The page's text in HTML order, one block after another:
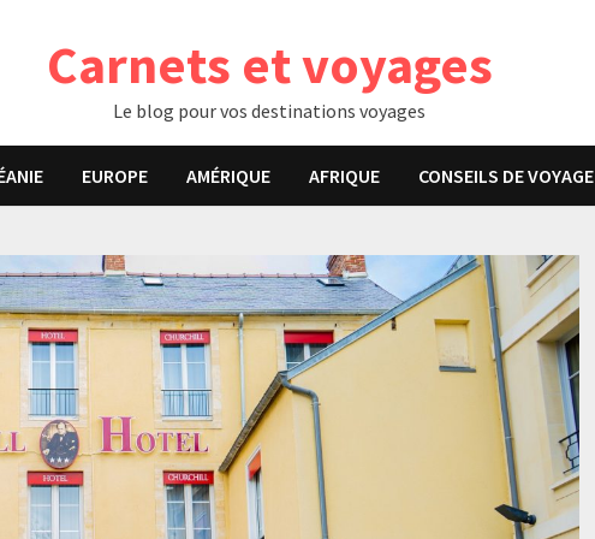
Carnets et voyages
Le blog pour vos destinations voyages
EUROPE AMÉRIQUE AFRIQUE CONSEILS DE VOYAGE